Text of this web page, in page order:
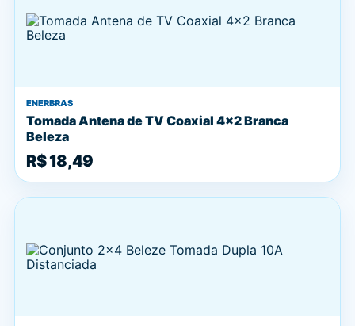
ENERBRAS
Tomada Antena de TV Coaxial 4x2 Branca
Beleza
R$ 18,49